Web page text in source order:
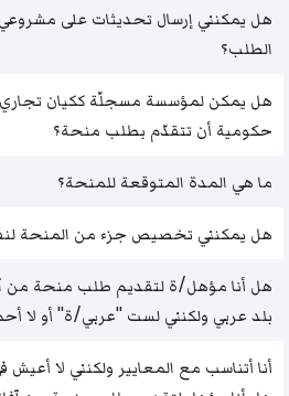
هل يمكنني إرسال تحديثات على
الطلب؟
هل يمكن لمؤسسة مسجلّة ككيان
حكومية أن تتقدّم بطلب منحة؟
ما هي المدة المتوقعة للمنحة؟
هل يمكنني تخصيص جزء من المنحة
هل أنا مؤهل/ة لتقديم طلب منحة من
بلد عربي ولكنني لست "عربي/ة" أو لا
أنا أتناسب مع المعايير ولكنني لا أعيش